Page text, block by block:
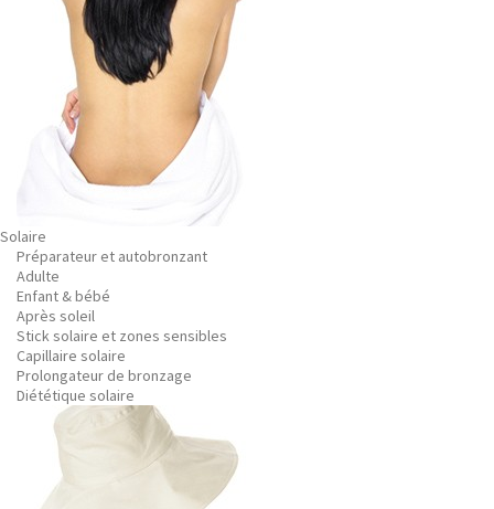
Solaire
Préparateur et autobronzant
Adulte
Enfant & bébé
Après soleil
Stick solaire et zones sensibles
Capillaire solaire
Prolongateur de bronzage
Diététique solaire